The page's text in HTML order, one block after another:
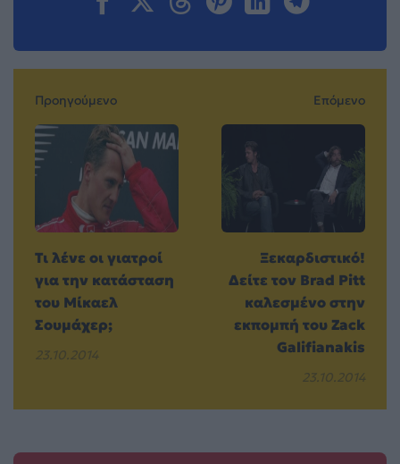
Προηγούμενο
Τι λένε οι γιατροί
για την κατάσταση
του Μίκαελ
Σουμάχερ;
23.10.2014
Επόμενο
Ξεκαρδιστικό!
Δείτε τον Brad Pitt
καλεσμένο στην
εκπομπή του Zack
Galifianakis
23.10.2014